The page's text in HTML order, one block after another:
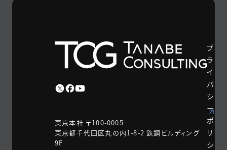
東京本社 〒100-0005
東京都千代田区丸の内1-8-2 鉃鋼ビルディング
9F
プ
ラ
イ
バ
シ
ー
ポ
リ
シ